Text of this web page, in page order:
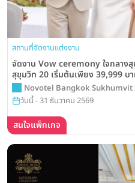
สถานที่จัดงานแต่งงาน
จัดงาน Vow ceremony ใจกลางสุ
สุขุมวิท 20 เริ่มต้นเพียง 39,999 บ
Novotel Bangkok Sukhumvit
วันนี้ - 31 ธันวาคม 2569
สนใจแพ็กเกจ